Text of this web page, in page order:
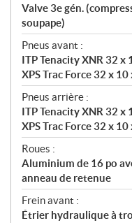
Valve 3e gén.
soupape)
Pneus avant :
ITP Tenacity XNR 32 x
XPS Trac Force 32 x
Pneus arrière :
ITP Tenacity XNR 32 x
XPS Trac Force 32 x
Roues :
Aluminium de 16 po
anneau de retenue
Frein avant :
Étrier hydraulique à